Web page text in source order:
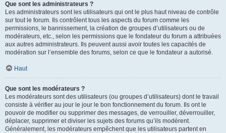
Que sont les administrateurs ?
Les administrateurs sont les utilisateurs qui ont le plus haut niveau de contrôle
sur tout le forum. Ils contrôlent tous les aspects du forum comme les
permissions, le bannissement, la création de groupes d’utilisateurs ou de
modérateurs, etc., selon les permissions que le fondateur du forum a attribuées
aux autres administrateurs. Ils peuvent aussi avoir toutes les capacités de
modération sur l’ensemble des forums, selon ce que le fondateur a autorisé.
Haut
Que sont les modérateurs ?
Les modérateurs sont des utilisateurs (ou groupes d’utilisateurs) dont le travail
consiste à vérifier au jour le jour le bon fonctionnement du forum. Ils ont le
pouvoir de modifier ou supprimer des messages, de verrouiller, déverrouiller,
déplacer, supprimer et diviser les sujets des forums qu’ils modèrent.
Généralement, les modérateurs empêchent que les utilisateurs partent en